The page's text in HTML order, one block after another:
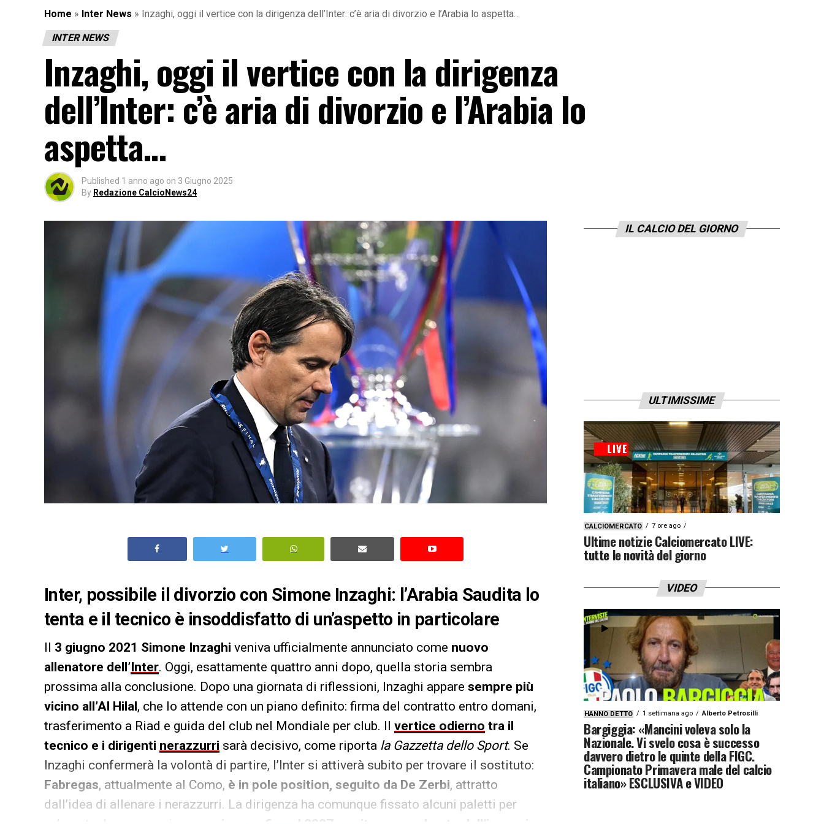
Home » Inter News » Inzaghi, oggi il vertice con la dirigenza dell’Inter: c’è aria di divorzio e l’Arabia lo aspetta…
INTER NEWS
Inzaghi, oggi il vertice con la dirigenza
dell’Inter: c’è aria di divorzio e l’Arabia lo
aspetta…
Published 1 anno ago on 3 Giugno 2025
By Redazione CalcioNews24
Inter, possibile il divorzio con Simone Inzaghi: l’Arabia Saudita lo
tenta e il tecnico è insoddisfatto di un’aspetto in particolare
Il 3 giugno 2021 Simone Inzaghi veniva ufficialmente annunciato come nuovo
allenatore dell’Inter. Oggi, esattamente quattro anni dopo, quella storia sembra
prossima alla conclusione. Dopo una giornata di riflessioni, Inzaghi appare sempre più
vicino all’Al Hilal, che lo attende con un piano definito: firma del contratto entro domani,
trasferimento a Riad e guida del club nel Mondiale per club. Il vertice odierno tra il
tecnico e i dirigenti nerazzurri sarà decisivo, come riporta la Gazzetta dello Sport. Se
Inzaghi confermerà la volontà di partire, l’Inter si attiverà subito per trovare il sostituto:
Fabregas, attualmente al Como, è in pole position, seguito da De Zerbi, attratto
dall’idea di allenare i nerazzurri. La dirigenza ha comunque fissato alcuni paletti per
IL CALCIO DEL GIORNO
ULTIMISSIME
CALCIOMERCATO 7 ore ago
Ultime notizie Calciomercato LIVE:
tutte le novità del giorno
VIDEO
HANNO DETTO 1 settimana ago Alberto Petrosilli
Bargiggia: «Mancini voleva solo la
Nazionale. Vi svelo cosa è successo
davvero dietro le quinte della FIGC.
Campionato Primavera male del calcio
italiano» ESCLUSIVA e VIDEO